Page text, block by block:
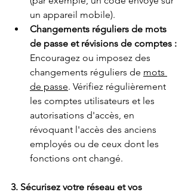
un appareil mobile).
Changements réguliers de mots
de passe et révisions de comptes :
Encouragez ou imposez des
changements réguliers de mots
de passe. Vérifiez régulièrement
les comptes utilisateurs et les
autorisations d'accès, en
révoquant l'accès des anciens
employés ou de ceux dont les
fonctions ont changé.
3. Sécurisez votre réseau et vos